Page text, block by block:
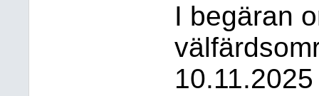
I begäran